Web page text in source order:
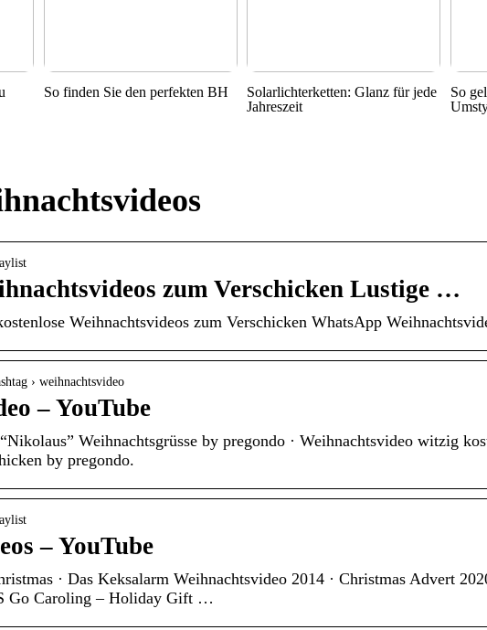
So finden Sie den perfekten BH
Solarlichterketten: Glanz für jede
Jahreszeit
So
zum Verschicken Lustige …
Weihnachtsvideos zum Verschicken WhatsApp
› weihnachtsvideo
– YouTube
Weihnachtsgrüsse by pregondo · Weihnachtsvideo witzig
by pregondo.
– YouTube
· Das Keksalarm Weihnachtsvideo 2014 · Christmas Advert
Go Caroling – Holiday Gift …